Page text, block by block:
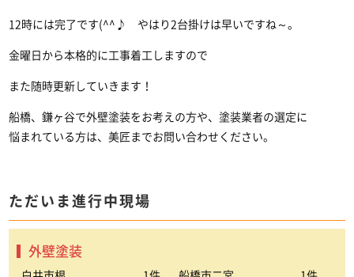
12時には完了です(^^♪ やはり2台掛けは早いですね～。
金曜日から本格的に工事着工しますので
また随時更新していきます！
船橋、鎌ヶ谷で外壁塗装をお考えの方や、塗装業者の選定に
悩まれている方は、美匠までお問い合わせください。
ただいま進行中現場
外壁塗装